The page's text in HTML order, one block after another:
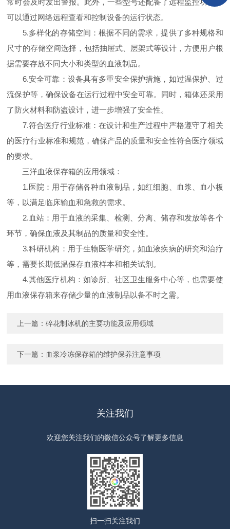
常时会及时发出警报。此外，一些型号还配备了远程监控功能，
可以通过网络远程查看和控制设备的运行状态。
5.多样化的存储空间：根据不同的需求，提供了多种规格和
尺寸的存储空间选择，包括抽屉式、层架式等设计，方便用户根
据需要存放不同大小和类型的血液制品。
6.安全可靠：设备具有多重安全保护措施，如过温保护、过
流保护等，确保设备在运行过程中安全可靠。同时，箱体还采用
了防火材料和防盗设计，进一步增强了安全性。
7.符合医疗行业标准：在设计和生产过程中严格遵守了相关
的医疗行业标准和规范，确保产品的质量和安全性符合医疗领域
的要求。
三洋血液保存箱的应用领域：
1.医院：用于存储各种血液制品，如红细胞、血浆、血小板
等，以满足临床输血和急救的需求。
2.血站：用于血液的采集、检测、分离、储存和发放等各个
环节，确保血液及其制品的质量和安全性。
3.科研机构：用于生物医学研究，如血液疾病的研究和治疗
等，需要长期低温保存血液样本和相关试剂。
4.其他医疗机构：如诊所、社区卫生服务中心等，也需要使
用血液保存箱来存储少量的血液制品以备不时之需。
上一篇：碎花制冰机的主要功能及应用领域
下一篇： 血浆冷冻保存箱的维护保养注意事项
关注我们
欢迎您关注我们的微信公众号了解更多信息
扫一扫关注我们